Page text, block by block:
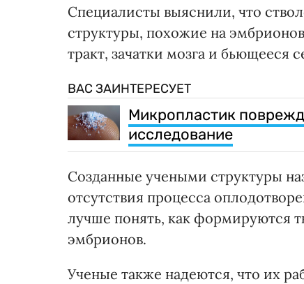
Специалисты выяснили, что
структуры, похожие на
тракт, зачатки мозга и бьющееся
ВАС ЗАИНТЕРЕСУЕТ
Микропластик
исследование
Созданные учеными структуры
отсутствия процесса
лучше понять, как формируются
эмбрионов.
Ученые также надеются, что их